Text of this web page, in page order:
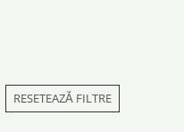
RESETEAZĂ FILTRE